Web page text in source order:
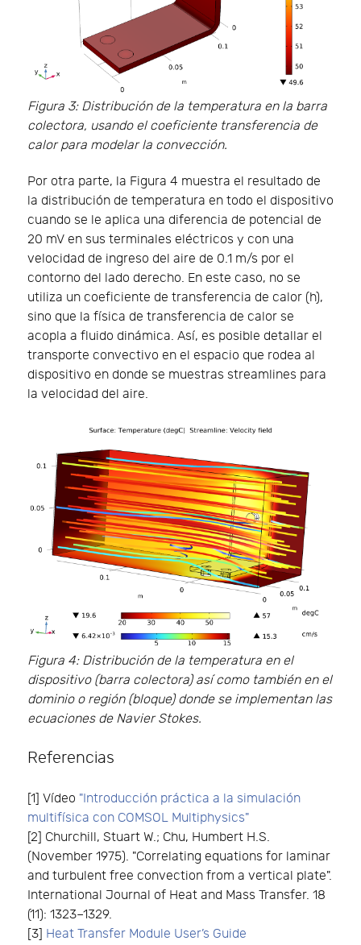
Figura 3: Distribución de la temperatura en la barra
colectora, usando el coeficiente transferencia de
calor para modelar la convección.
Por otra parte, la Figura 4 muestra el resultado de
la distribución de temperatura en todo el dispositivo
cuando se le aplica una diferencia de potencial de
20 mV en sus terminales eléctricos y con una
velocidad de ingreso del aire de 0.1 m/s por el
contorno del lado derecho. En este caso, no se
utiliza un coeficiente de transferencia de calor (h),
sino que la física de transferencia de calor se
acopla a fluido dinámica. Así, es posible detallar el
transporte convectivo en el espacio que rodea al
dispositivo en donde se muestras streamlines para
la velocidad del aire.
Figura 4: Distribución de la temperatura en el
dispositivo (barra colectora) así como también en el
dominio o región (bloque) donde se implementan las
ecuaciones de Navier Stokes.
Referencias
[1] Vídeo "Introducción práctica a la simulación
multifísica con COMSOL Multiphysics"
[2] Churchill, Stuart W.; Chu, Humbert H.S.
(November 1975). "Correlating equations for laminar
and turbulent free convection from a vertical plate".
International Journal of Heat and Mass Transfer. 18
(11): 1323–1329.
[3] Heat Transfer Module User’s Guide